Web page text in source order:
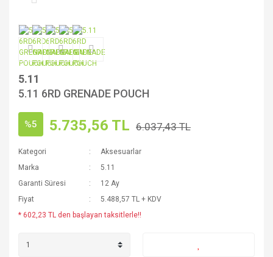
5.11
5.11 6RD GRENADE POUCH
%5 5.735,56 TL 6.037,43 TL
Kategori
Aksesuarlar
Marka
5.11
Garanti Süresi
12 Ay
Fiyat
5.488,57 TL + KDV
* 602,23 TL den başlayan taksitlerle!!